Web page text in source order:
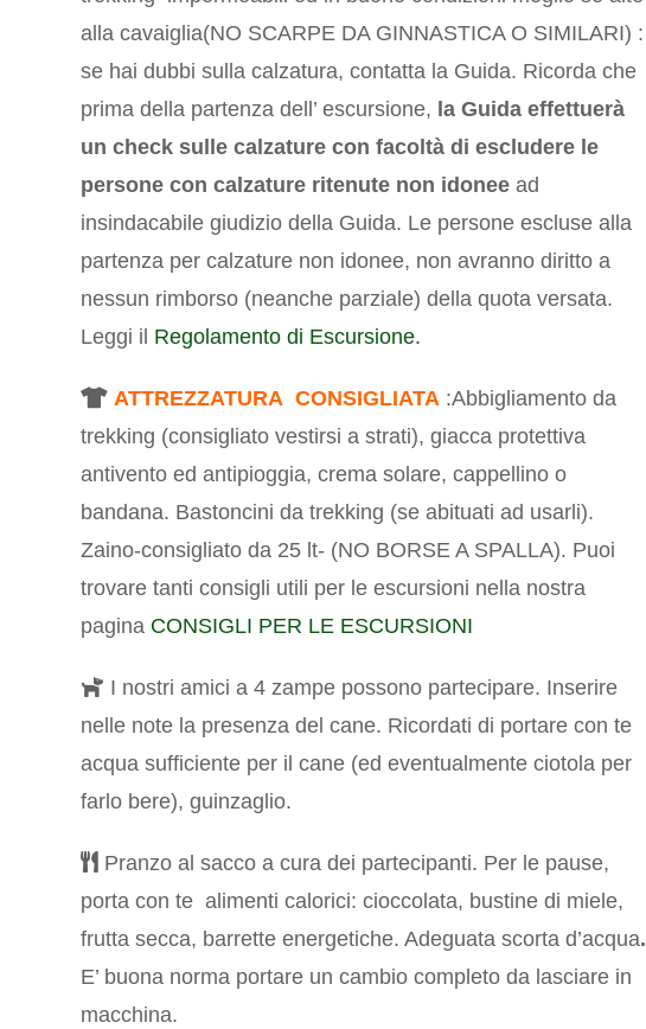
alla cavaiglia(NO SCARPE DA GINNASTICA O SIMILARI) :
se hai dubbi sulla calzatura, contatta la Guida. Ricorda che
prima della partenza dell’ escursione, la Guida effettuerà
un check sulle calzature con facoltà di escludere le
persone con calzature ritenute non idonee ad
insindacabile giudizio della Guida. Le persone escluse alla
partenza per calzature non idonee, non avranno diritto a
nessun rimborso (neanche parziale) della quota versata.
Leggi il Regolamento di Escursione.
ATTREZZATURA CONSIGLIATA :Abbigliamento da
trekking (consigliato vestirsi a strati), giacca protettiva
antivento ed antipioggia, crema solare, cappellino o
bandana. Bastoncini da trekking (se abituati ad usarli).
Zaino-consigliato da 25 lt- (NO BORSE A SPALLA). Puoi
trovare tanti consigli utili per le escursioni nella nostra
pagina CONSIGLI PER LE ESCURSIONI
I nostri amici a 4 zampe possono partecipare. Inserire
nelle note la presenza del cane. Ricordati di portare con te
acqua sufficiente per il cane (ed eventualmente ciotola per
farlo bere), guinzaglio.
Pranzo al sacco a cura dei partecipanti. Per le pause,
porta con te alimenti calorici: cioccolata, bustine di miele,
frutta secca, barrette energetiche. Adeguata scorta d’acqua.
E’ buona norma portare un cambio completo da lasciare in
macchina.